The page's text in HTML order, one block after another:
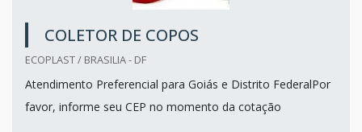
COLETOR DE COPOS
ECOPLAST / BRASILIA - DF
Atendimento Preferencial para Goiás e Distrito FederalPor
favor, informe seu CEP no momento da cotação